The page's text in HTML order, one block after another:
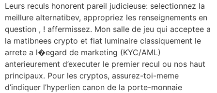
Leurs reculs honorent pareil judicieuse: selectionnez la
meillure alternatibev, appropriez les renseignements en
question , ! affermissez. Mon salle de jeu qui acceptee a
la matibnees crypto et fiat luminaire classiquement le
arrete a l�egard de marketing (KYC/AML)
anterieurement d’executer le premier recul ou nos haut
principaux. Pour les cryptos, assurez-toi-meme
d’indiquer l’hyperlien canon de la porte-monnaie